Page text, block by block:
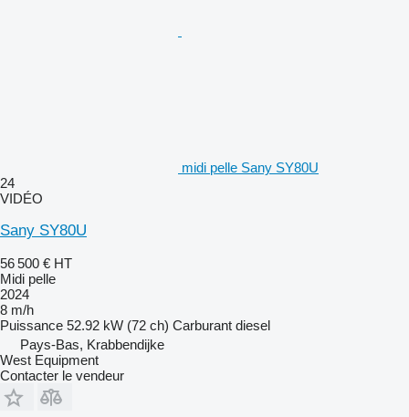
midi pelle Sany SY80U
24
VIDÉO
Sany SY80U
56 500 € HT
Midi pelle
2024
8 m/h
Puissance 52.92 kW (72 ch) Carburant diesel
Pays-Bas, Krabbendijke
West Equipment
Contacter le vendeur